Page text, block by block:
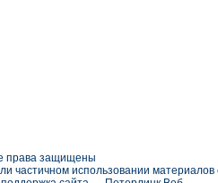
права защищены
частичном использовании